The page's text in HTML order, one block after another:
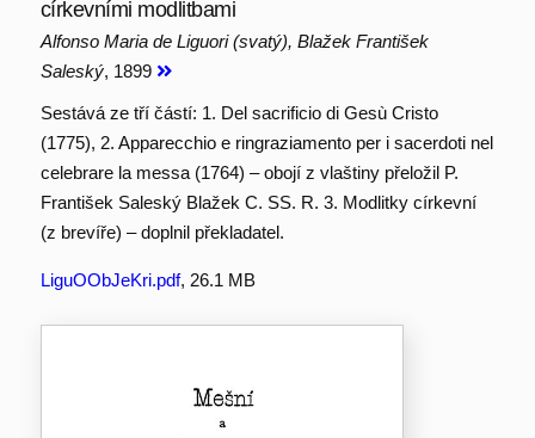
církevními modlitbami
Alfonso Maria de Liguori (svatý), Blažek František
Saleský, 1899
Sestává ze tří částí: 1. Del sacrificio di Gesù Cristo
(1775), 2. Apparecchio e ringraziamento per i sacerdoti nel
celebrare la messa (1764) – obojí z vlaštiny přeložil P.
František Saleský Blažek C. SS. R. 3. Modlitky církevní
(z brevíře) – doplnil překladatel.
LiguOObJeKri.pdf, 26.1 MB